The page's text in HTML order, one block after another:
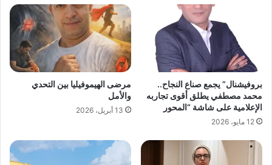
بروفيشنال” يجمع صناع النجاح..
محمد مصطفي يطلق أقوى تجاربه
الإعلامية على شاشة “المحور
12 مايو، 2026
مرضى الهيموفيليا بين التحدي
والأمل
13 أبريل، 2026